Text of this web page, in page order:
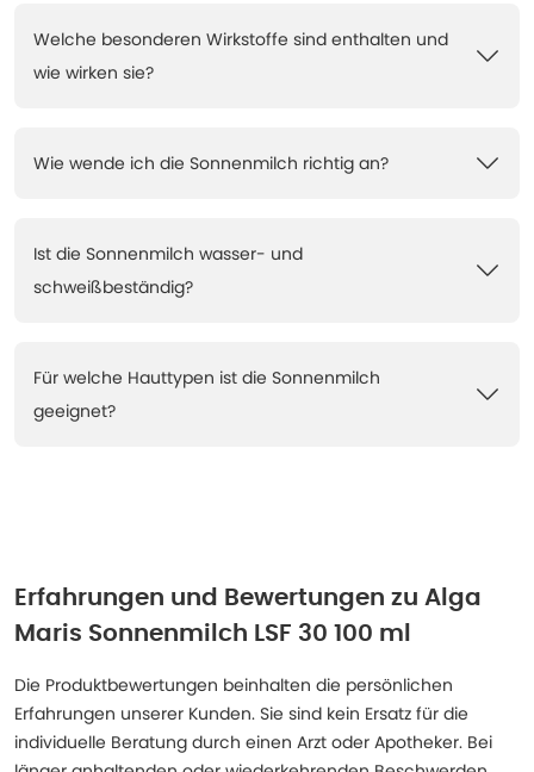
Welche besonderen Wirkstoffe sind enthalten und
wie wirken sie?
Wie wende ich die Sonnenmilch richtig an?
Ist die Sonnenmilch wasser- und
schweißbeständig?
Für welche Hauttypen ist die Sonnenmilch
geeignet?
Erfahrungen und Bewertungen zu Alga
Maris Sonnenmilch LSF 30 100 ml
Die Produktbewertungen beinhalten die persönlichen
Erfahrungen unserer Kunden. Sie sind kein Ersatz für die
individuelle Beratung durch einen Arzt oder Apotheker. Bei